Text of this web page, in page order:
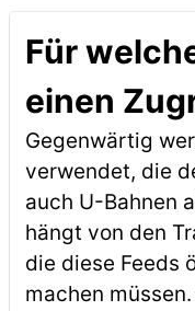
Für
einen
Gegenwärtig
verwendet, die
auch U-Bahnen
hängt von den
die diese Feeds
machen